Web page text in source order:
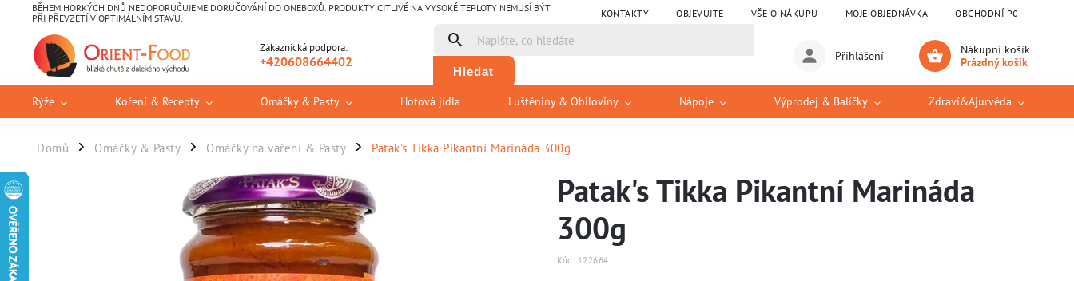
BĚHEM HORKÝCH DNŮ NEDOPORUČUJEME DORUČOVÁNÍ DO ONEBOXŮ. PRODUKTY CITLIVÉ NA VYSOKÉ TEPLOTY NEMUSÍ BÝT
PŘI PŘEVZETÍ V OPTIMÁLNÍM STAVU.
KONTAKTY OBJEVUJTE VŠE O NÁKUPU MOJE OBJEDNÁVKA OBCHODNÍ PODMÍNKY
Zákaznická podpora:
+420608664402
Hledat
Nákupní košík
Prázdný košík
Přihlášení
Rýže Koření & Recepty Omáčky & Pasty Hotová jídla Luštěniny & Obiloviny Nápoje Výprodej & Balíčky Zdraví&Ajurvéda
Domů / Omáčky & Pasty / Omáčky na vaření & Pasty / Patak's Tikka Pikantní Marináda 300g
Patak's Tikka Pikantní Marináda
300g
Kód: 122664